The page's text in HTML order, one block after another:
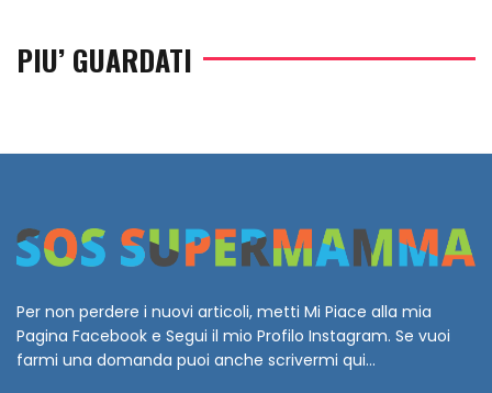
PIU’ GUARDATI
Per non perdere i nuovi articoli, metti Mi Piace alla mia
Pagina Facebook e Segui il mio Profilo Instagram. Se vuoi
farmi una domanda puoi anche scrivermi qui...